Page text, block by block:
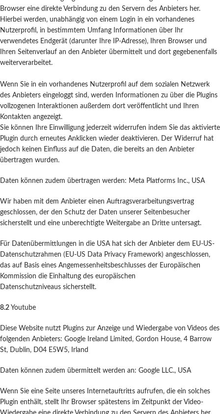
Browser eine direkte Verbindung zu den Servern des Anbieters her.
Hierbei werden, unabhängig von einem Login in ein vorhandenes
Nutzerprofil, in bestimmtem Umfang Informationen über Ihr
verwendetes Endgerät (darunter Ihre IP-Adresse), Ihren Browser und
Ihren Seitenverlauf an den Anbieter übermittelt und dort gegebenenfalls
weiterverarbeitet.
Wenn Sie in ein vorhandenes Nutzerprofil auf dem sozialen Netzwerk
des Anbieters eingeloggt sind, werden Informationen zu über die Plugins
vollzogenen Interaktionen außerdem dort veröffentlicht und Ihren
Kontakten angezeigt.
Sie können Ihre Einwilligung jederzeit widerrufen indem Sie das aktivierte
Plugin durch erneutes Anklicken wieder deaktivieren. Der Widerruf hat
jedoch keinen Einfluss auf die Daten, die bereits an den Anbieter
übertragen wurden.
Daten können zudem übertragen werden: Meta Platforms Inc., USA
Wir haben mit dem Anbieter einen Auftragsverarbeitungsvertrag
geschlossen, der den Schutz der Daten unserer Seitenbesucher
sicherstellt und eine unberechtigte Weitergabe an Dritte untersagt.
Für Datenübermittlungen in die USA hat sich der Anbieter dem EU-US-
Datenschutzrahmen (EU-US Data Privacy Framework) angeschlossen,
das auf Basis eines Angemessenheitsbeschlusses der Europäischen
Kommission die Einhaltung des europäischen
Datenschutzniveaus sicherstellt.
8.2 Youtube
Diese Website nutzt Plugins zur Anzeige und Wiedergabe von Videos des
folgenden Anbieters: Google Ireland Limited, Gordon House, 4 Barrow
St, Dublin, D04 E5W5, Irland
Daten können zudem übermittelt werden an: Google LLC., USA
Wenn Sie eine Seite unseres Internetauftritts aufrufen, die ein solches
Plugin enthält, stellt Ihr Browser spätestens im Zeitpunkt der Video-